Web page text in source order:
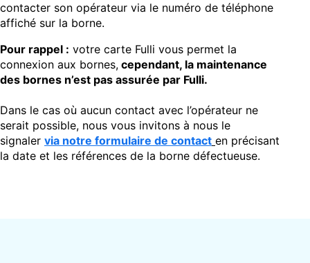
contacter son opérateur via le numéro de téléphone
affiché sur la borne.
Pour rappel : votre carte Fulli vous permet la
connexion aux bornes, cependant, la maintenance
des bornes n’est pas assurée par Fulli.
Dans le cas où aucun contact avec l’opérateur ne
serait possible, nous vous invitons à nous le
signaler via notre formulaire de contact en précisant
la date et les références de la borne défectueuse.